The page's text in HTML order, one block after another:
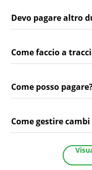
Devo pagare altro
Come faccio a
Come posso
Come gestire cambi